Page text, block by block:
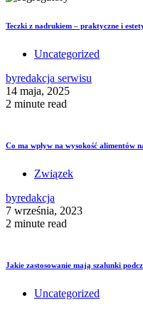
Teczki z nadrukiem – praktyczne i
Uncategorized
byredakcja serwisu
14 maja, 2025
2 minute read
Co ma wpływ na wysokość alimentów
Związek
byredakcja
7 września, 2023
2 minute read
Jakie zastosowanie mają szalunki
Uncategorized